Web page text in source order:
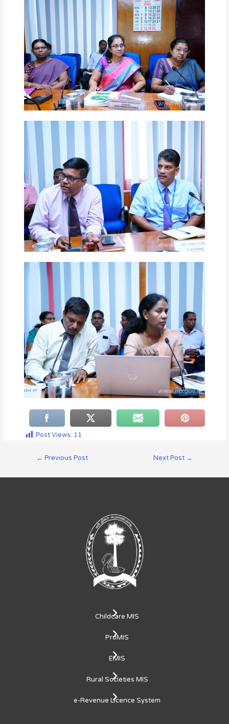
Post Views: 11
← Previous Post Next Post →
Childcare MIS
ProMIS
EMIS
Rural Societies MIS
e-Revenue Licence System